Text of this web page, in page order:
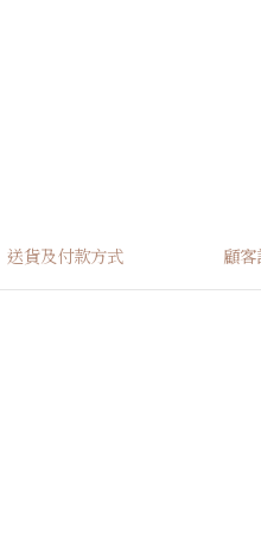
送貨及付款方式 顧